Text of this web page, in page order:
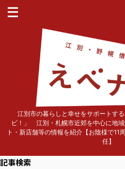
江別市の暮らしと幸せをサポートす
ビ！」 江別・札幌市近郊を中心に地
ト・新店舗等の情報を紹介【お陰様で
任】
記事検索